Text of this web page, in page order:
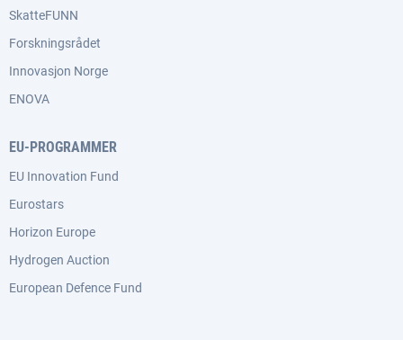
SkatteFUNN
Forskningsrådet
Innovasjon Norge
ENOVA
EU-PROGRAMMER
EU Innovation Fund
Eurostars
Horizon Europe
Hydrogen Auction
European Defence Fund